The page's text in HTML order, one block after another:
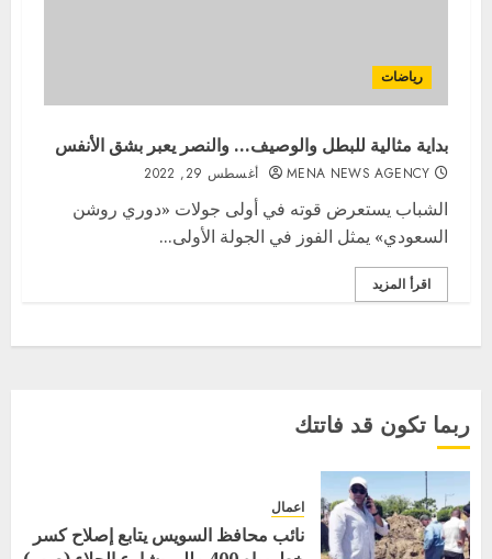
رياضات
بداية مثالية للبطل والوصيف… والنصر يعبر بشق الأنفس
MENA NEWS AGENCY أغسطس 29, 2022
الشباب يستعرض قوته في أولى جولات «دوري روشن
السعودي» يمثل الفوز في الجولة الأولى...
اقرأ المزيد
ربما تكون قد فاتتك
اعمال
نائب محافظ السويس يتابع إصلاح كسر